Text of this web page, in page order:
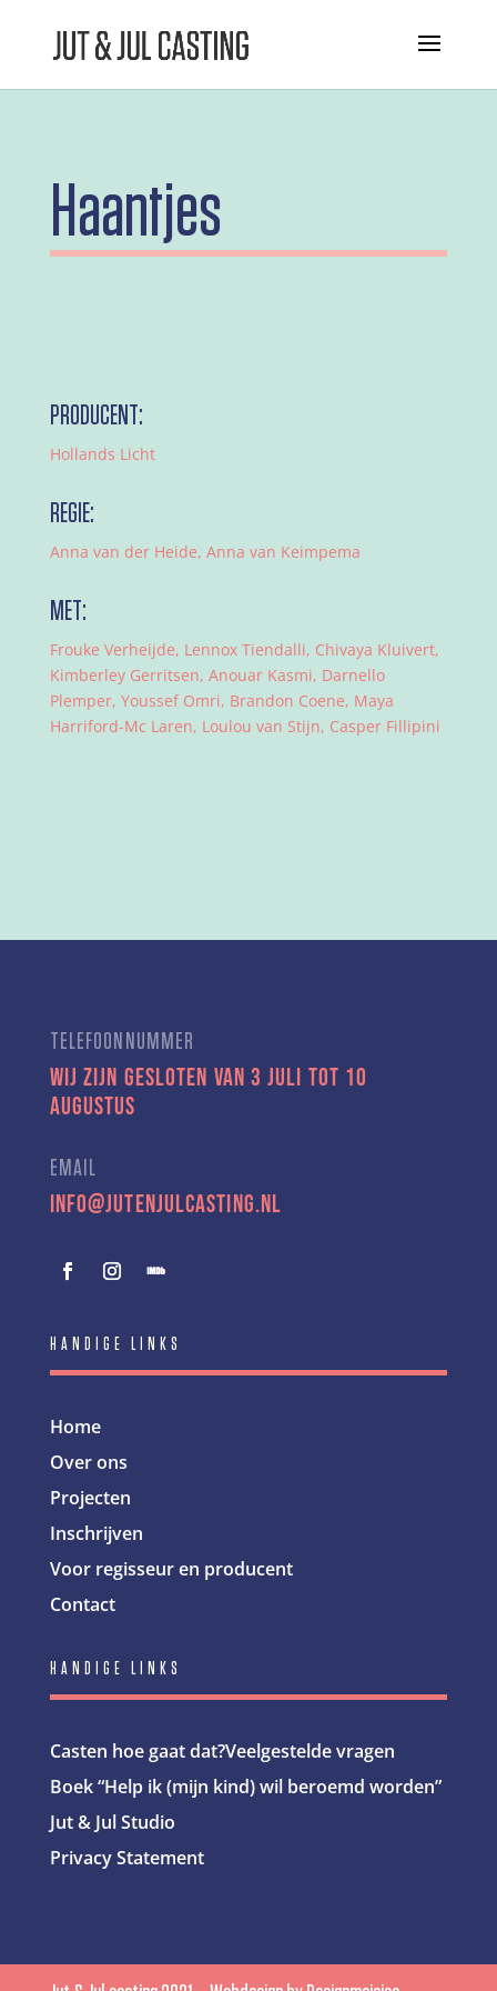
Haantjes
PRODUCENT:
Hollands Licht
REGIE:
Anna van der Heide, Anna van Keimpema
MET:
Frouke Verheijde, Lennox Tiendalli, Chivaya Kluivert,
Kimberley Gerritsen, Anouar Kasmi, Darnello
Plemper, Youssef Omri, Brandon Coene, Maya
Harriford-Mc Laren, Loulou van Stijn, Casper Fillipini
TELEFOONNUMMER
Wij zijn gesloten van 3 juli tot 10
augustus
EMAIL
info@jutenjulcasting.nl
HANDIGE LINKS
Home
Over ons
Projecten
Inschrijven
Voor regisseur en producent
Contact
HANDIGE LINKS
Casten hoe gaat dat?Veelgestelde vragen
Boek “Help ik (mijn kind) wil beroemd worden”
Jut & Jul Studio
Privacy Statement